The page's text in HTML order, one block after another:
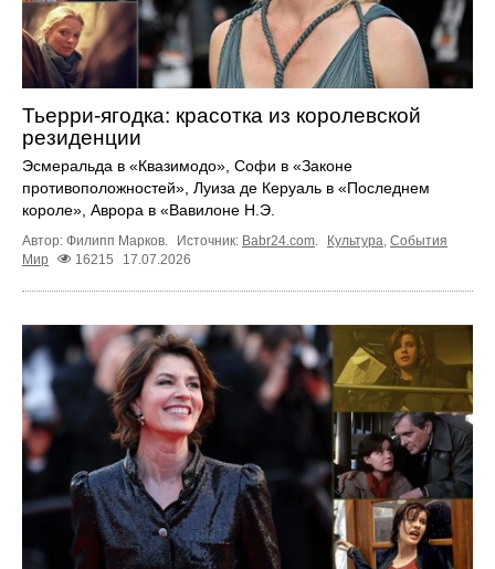
Тьерри-ягодка: красотка из королевской
резиденции
Эсмеральда в «Квазимодо», Софи в «Законе
противоположностей», Луиза де Керуаль в «Последнем
короле», Аврора в «Вавилоне Н.Э.
Автор: Филипп Марков. Источник: Babr24.com. Культура, События
Мир
16215 17.07.2026